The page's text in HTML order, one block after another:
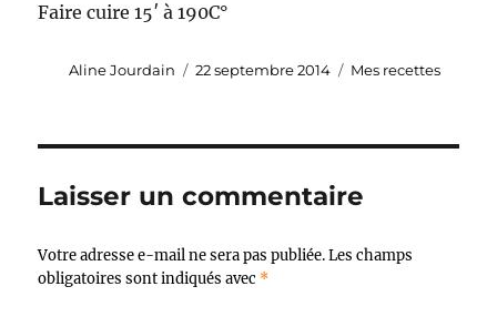
Faire cuire 15′ à 190C°
Auteur
Aline Jourdain
Publié
22 septembre 2014 Catégories
Mes recettes
Laisser un commentaire
Votre adresse e-mail ne sera pas publiée. Les champs
obligatoires sont indiqués avec *